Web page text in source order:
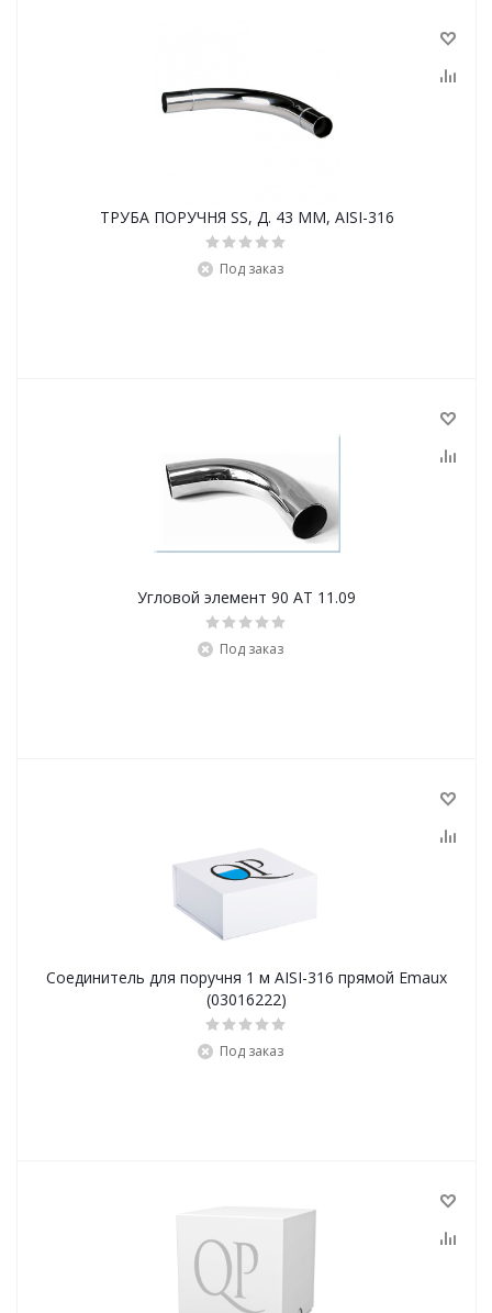
ТРУБА ПОРУЧНЯ SS, Д. 43 ММ, AISI-316
Под заказ
Угловой элемент 90 АТ 11.09
Под заказ
Соединитель для поручня 1 м AISI-316 прямой Emaux
(03016222)
Под заказ